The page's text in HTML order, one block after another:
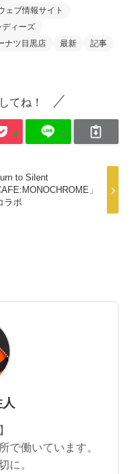
ェブ情報サイト
ディーズ
ナツ目黒店 最新
記事
てね！
to Silent
」
ラボ
で働いています。
に。